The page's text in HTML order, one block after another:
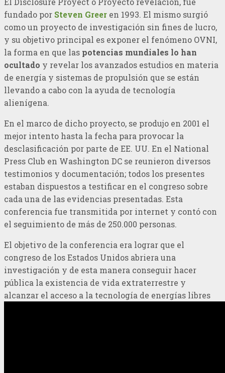
fundado por Steven Greer en 1993. El mismo surgió
como un proyecto de investigación sin fines de lucro,
y su objetivo principal es exponer el fenómeno OVNI,
la forma en que las potencias mundiales lo han
ocultado y revelar los avanzados estudios en materia
de energía y sistemas de propulsión que se están
llevando a cabo con la ayuda de tecnología
alienígena.
En el marco de dicho proyecto, se produjo en 2001 el
mejor intento hasta la fecha para provocar la
desclasificación por parte de EE. UU. En el National
Press Club en Washington DC se reunieron diversos
testimonios y documentación; todos los presentes
estaban dispuestos a testificar en el congreso sobre
cada una de las evidencias presentadas. Esta
conferencia fue transmitida por internet y contó con
el seguimiento de más de 250.000 personas.
El objetivo de la conferencia era lograr que el
congreso de los Estados Unidos abriera una
investigación y de esta manera conseguir hacer
pública la existencia de vida extraterrestre y
alcanzar el acceso a la tecnología de energías libres